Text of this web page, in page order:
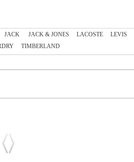
JACK JACK & JONES LACOSTE LEVIS
TIMBERLAND